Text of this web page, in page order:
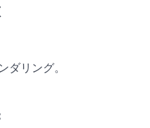
ダリング。